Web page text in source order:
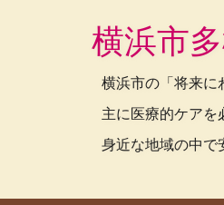
横浜市
横浜市の「将来に
主に医療的ケアを
身近な地域の中で